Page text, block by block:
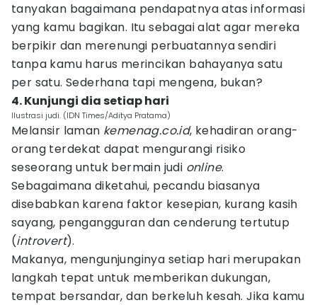
tanyakan bagaimana pendapatnya atas informasi
yang kamu bagikan. Itu sebagai alat agar mereka
berpikir dan merenungi perbuatannya sendiri
tanpa kamu harus merincikan bahayanya satu
per satu. Sederhana tapi mengena, bukan?
4. Kunjungi dia setiap hari
Ilustrasi judi. (IDN Times/Aditya Pratama)
Melansir laman kemenag.co.id, kehadiran orang-
orang terdekat dapat mengurangi risiko
seseorang untuk bermain judi online.
Sebagaimana diketahui, pecandu biasanya
disebabkan karena faktor kesepian, kurang kasih
sayang, pengangguran dan cenderung tertutup
(introvert).
Makanya, mengunjunginya setiap hari merupakan
langkah tepat untuk memberikan dukungan,
tempat bersandar, dan berkeluh kesah. Jika kamu